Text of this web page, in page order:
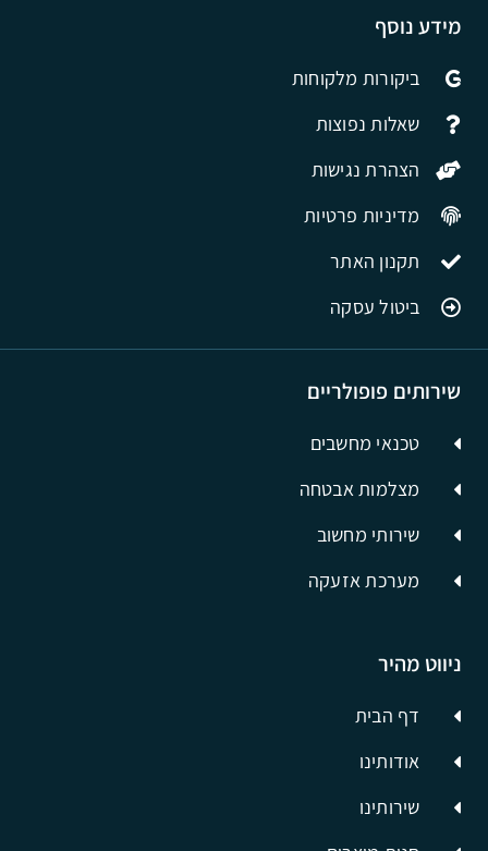
ניווט מהיר
דף הבית
אודותינו
שירותינו
שירותים פופולריים
טכנאי מחשבים
מצלמות אבטחה
שירותי מחשוב
מערכת אזעקה
מידע נוסף
ביקורות מלקוחות
שאלות נפוצות
הצהרת נגישות
מדיניות פרטיות
תקנון האתר
ביטול עסקה